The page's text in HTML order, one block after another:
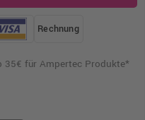
Rechnung
35€ für Ampertec Produkte*